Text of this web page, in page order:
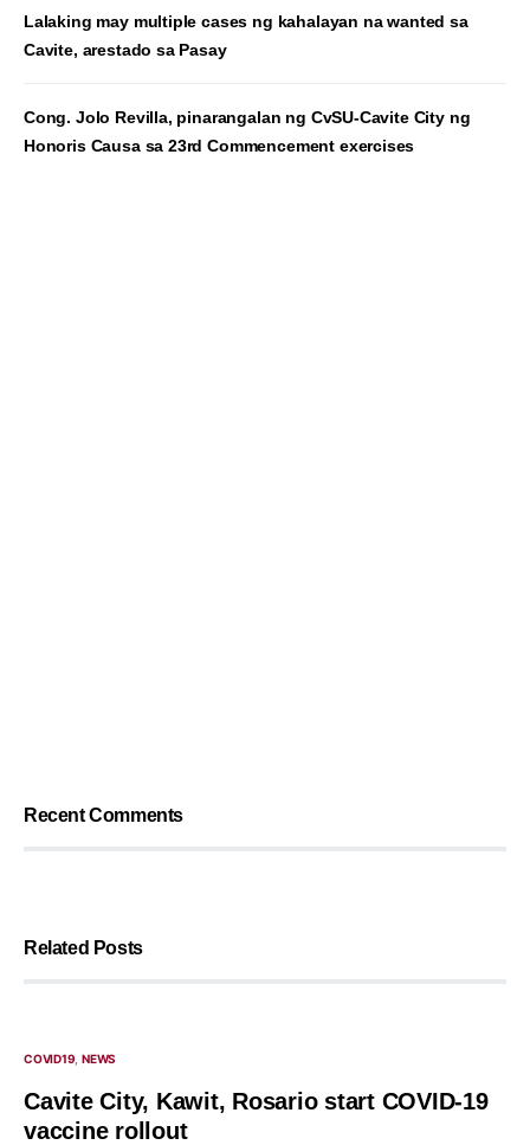
Lalaking may multiple cases ng kahalayan na wanted sa
Cavite, arestado sa Pasay
Cong. Jolo Revilla, pinarangalan ng CvSU-Cavite City ng
Honoris Causa sa 23rd Commencement exercises
Recent Comments
Related Posts
COVID19 NEWS
Cavite City, Kawit, Rosario start COVID-19
vaccine rollout